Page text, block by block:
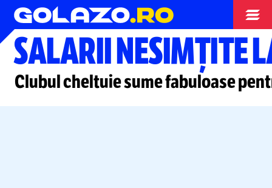
Diverse
SALARII NESIMȚITE
Clubul cheltuie sume fabuloase